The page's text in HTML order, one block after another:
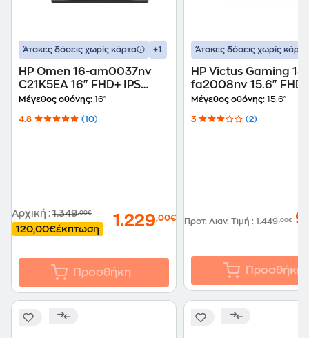
Άτοκες δόσεις χωρίς κάρτα +1
HP Omen 16-am0037nv
C21K5EA 16" FHD+ IPS
(Intel Core i7-14650HX/16
5060/Win11Home) Laptop
Μέγεθος οθόνης: 16"
4.8 (10)
Αρχική : 1.349,00€
120,00€έκπτωση 1.229,00€
Προσθήκη
Άτοκες δόσεις χωρίς κάρτα
HP Victus Gaming 15-
fa2008nv 15.6" FHD
(Intel Core i7-
RTX 5050/
Μέγεθος οθόνης: 15.6"
3 (2)
Προτ. Λιαν. Τιμή : 1.449,00€
Προσθήκη